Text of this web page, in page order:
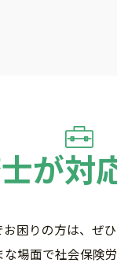
が対
困りの方は、 ぜ
な場面で社会保険